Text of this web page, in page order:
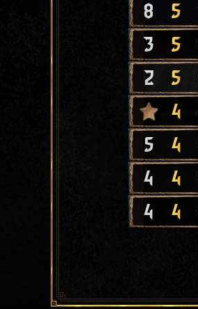
8 5
3 5
2 5
4
5 4
4 4
4 4